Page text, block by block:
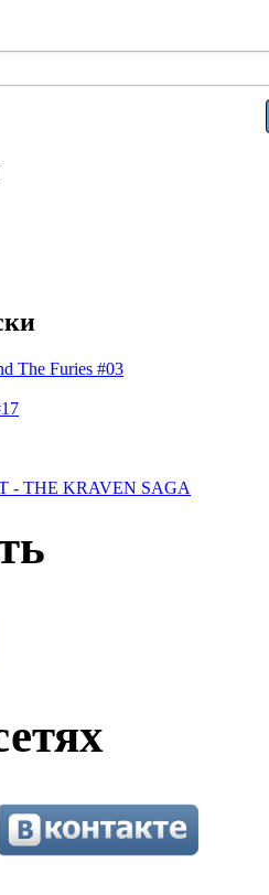
The Furies #03
- THE KRAVEN SAGA